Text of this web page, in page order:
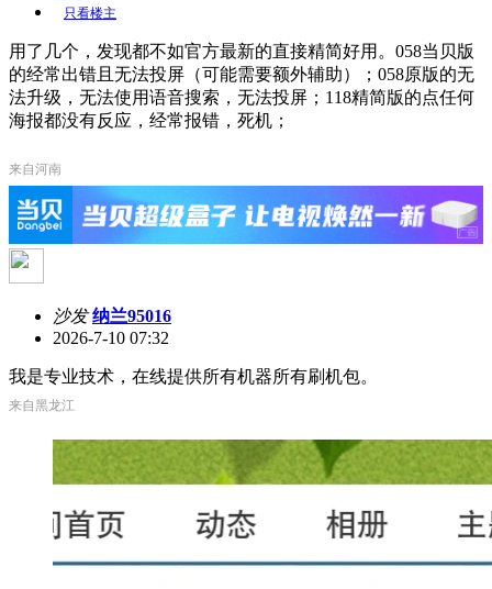
只看楼主
用了几个，发现都不如官方最新的直接精简好用。058当贝版
的经常出错且无法投屏（可能需要额外辅助）；058原版的无
法升级，无法使用语音搜索，无法投屏；118精简版的点任何
海报都没有反应，经常报错，死机；
来自河南
沙发 纳兰95016
2026-7-10 07:32
我是专业技术，在线提供所有机器所有刷机包。
来自黑龙江